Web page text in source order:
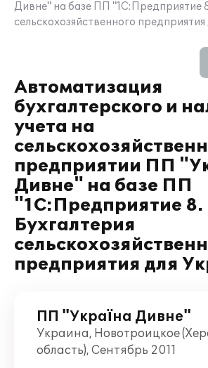
Дивне" на базе ПП "1С:Предприятие
сельскохозяйственного
Автоматизация
бухгалтерского и
учета на
предприятии ПП
Дивне" на базе ПП
"1С:Предприятие 8.
Бухгалтерия
предприятия для
ПП "Україна Дивне"
Украина, Новотроицкое
область), Сентябрь 2011